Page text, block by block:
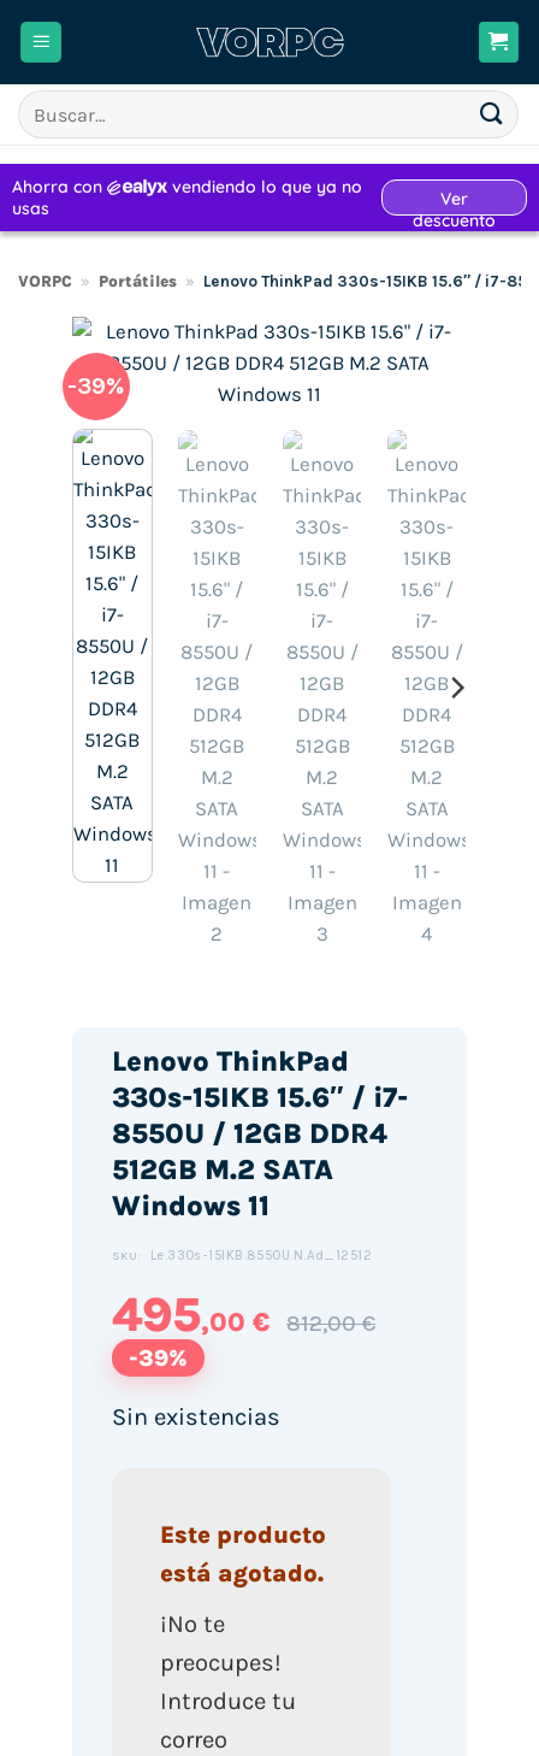
Buscar
por:
VORPC » Portátiles » Lenovo ThinkPad 330s-15IKB 15.6″ / i7-
-39%
Lenovo ThinkPad
330s-15IKB 15.6″ / i7-
8550U / 12GB DDR4
512GB M.2 SATA
Windows 11
SKU: Le.330s-15IKB.8550U.N.Ad_12512
495,00 € 812,00 €
-39%
Sin existencias
Este producto
está agotado.
¡No te
preocupes!
Introduce tu
correo